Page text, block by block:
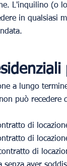
L'inquilino (o
in qualsiasi
a lungo
può recedere
di
di
di